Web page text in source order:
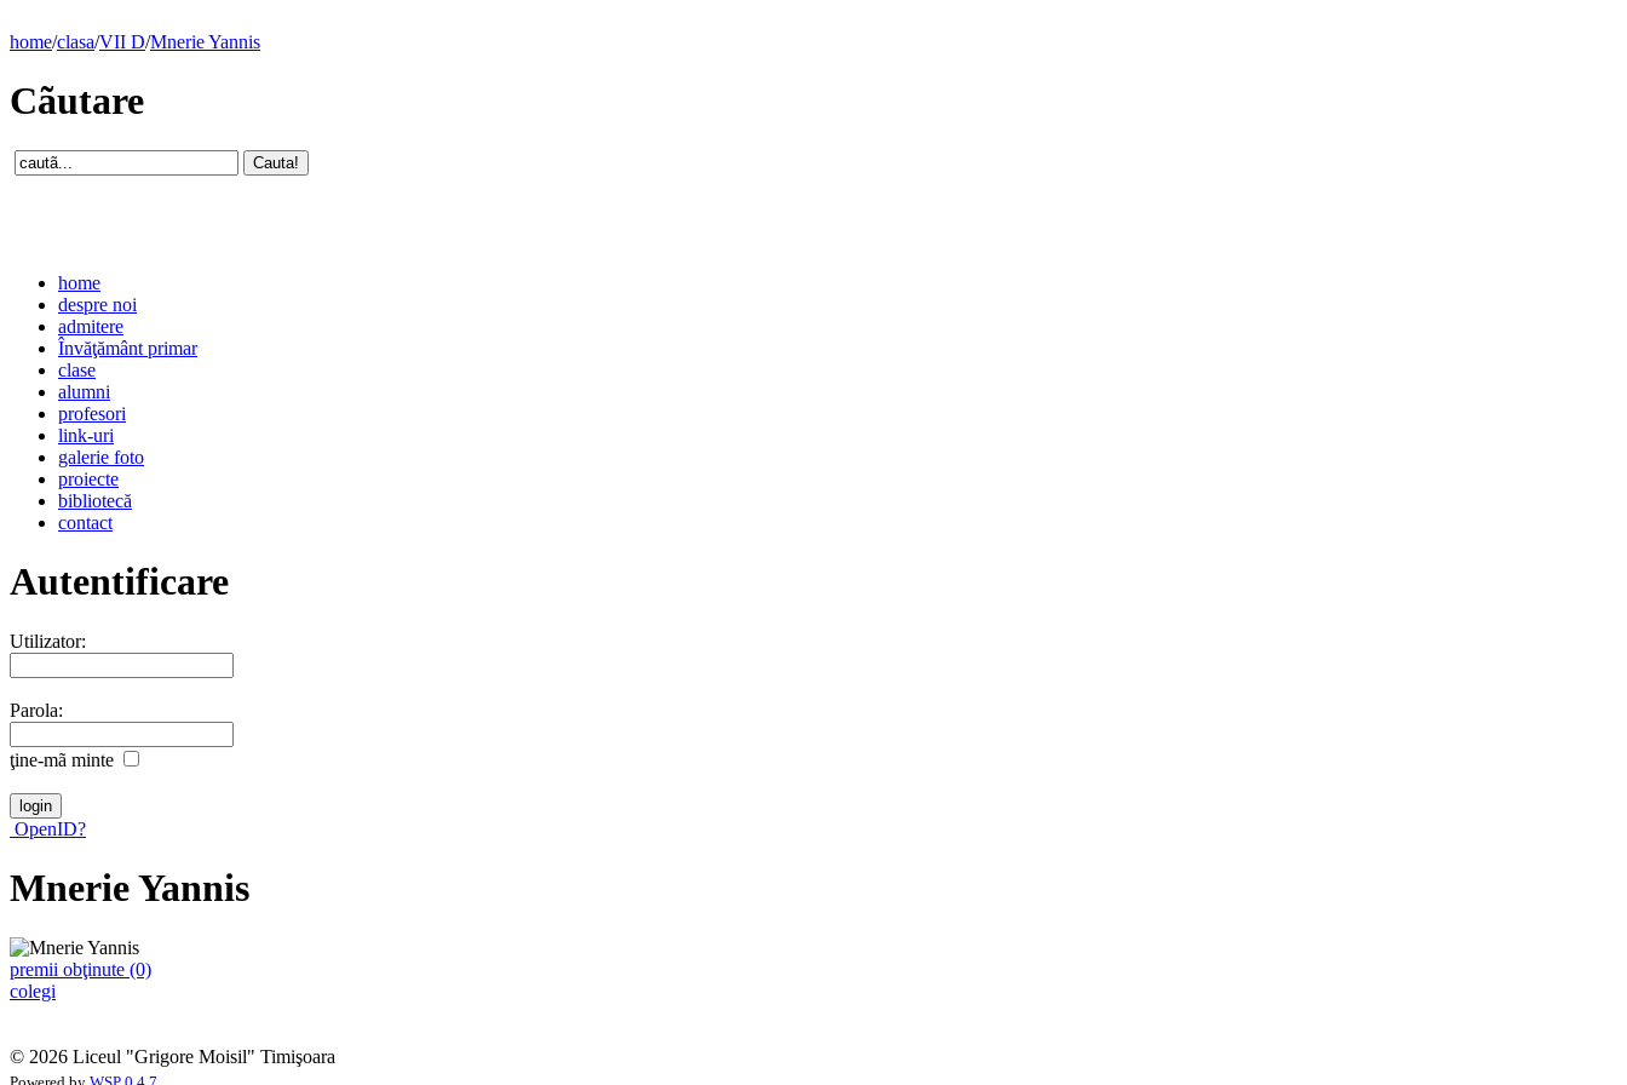
home/clasa/VII D/Mnerie Yannis
Cãutare
home
despre noi
admitere
Învăţământ primar
clase
alumni
profesori
link-uri
galerie foto
proiecte
bibliotecă
contact
Autentificare
Utilizator:
Parola:
ţine-mã minte
OpenID?
Mnerie Yannis
premii obţinute (0)
colegi
© 2026 Liceul "Grigore Moisil" Timişoara